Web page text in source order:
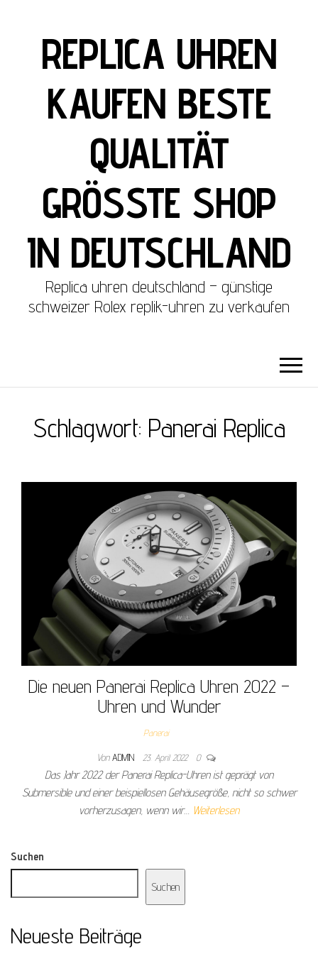
REPLICA UHREN
KAUFEN BESTE
QUALITÄT
GRÖSSTE SHOP
IN DEUTSCHLAND
Replica uhren deutschland – günstige
schweizer Rolex replik-uhren zu verkaufen
Schlagwort: Panerai Replica
Die neuen Panerai Replica Uhren 2022 –
Uhren und Wunder
Panerai
Von ADMIN 23. April 2022 0
Das Jahr 2022 der Panerai Replica-Uhren ist geprägt von
Submersible und einer beispiellosen Gehäusegröße, nicht so schwer
vorherzusagen, wenn wir…
Weiterlesen
Suchen
Suchen
Neueste Beiträge